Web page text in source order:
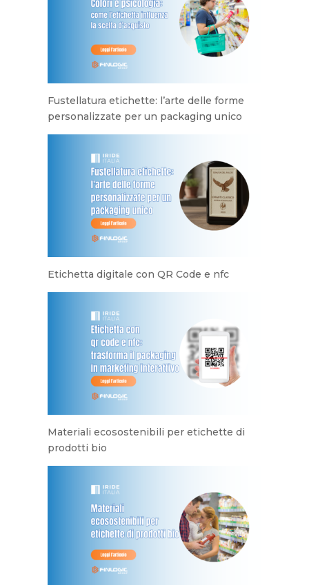
Fustellatura etichette: l’arte delle forme
personalizzate per un packaging unico
Etichetta digitale con QR Code e nfc
Materiali ecosostenibili per etichette di
prodotti bio